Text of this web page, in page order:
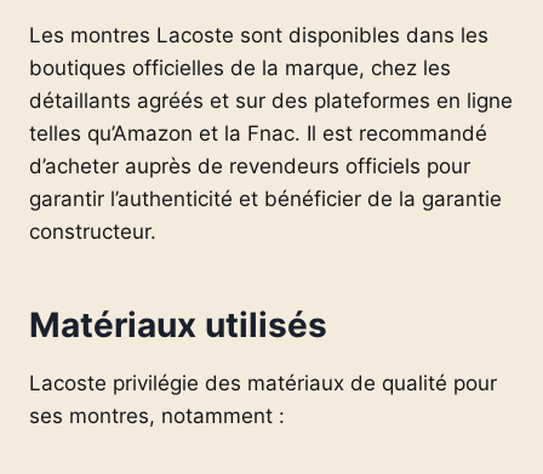
Les montres Lacoste sont disponibles dans les
boutiques officielles de la marque, chez les
détaillants agréés et sur des plateformes en ligne
telles qu’Amazon et la Fnac. Il est recommandé
d’acheter auprès de revendeurs officiels pour
garantir l’authenticité et bénéficier de la garantie
constructeur.
Matériaux utilisés
Lacoste privilégie des matériaux de qualité pour
ses montres, notamment :